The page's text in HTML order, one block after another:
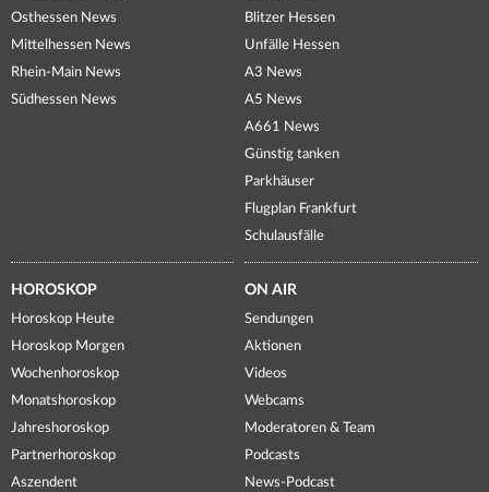
Osthessen News
Mittelhessen News
Rhein-Main News
Südhessen News
Blitzer Hessen
Unfälle Hessen
A3 News
A5 News
A661 News
Günstig tanken
Parkhäuser
Flugplan Frankfurt
Schulausfälle
HOROSKOP
Horoskop Heute
Horoskop Morgen
Wochenhoroskop
Monatshoroskop
Jahreshoroskop
Partnerhoroskop
Aszendent
ON AIR
Sendungen
Aktionen
Videos
Webcams
Moderatoren & Team
Podcasts
News-Podcast